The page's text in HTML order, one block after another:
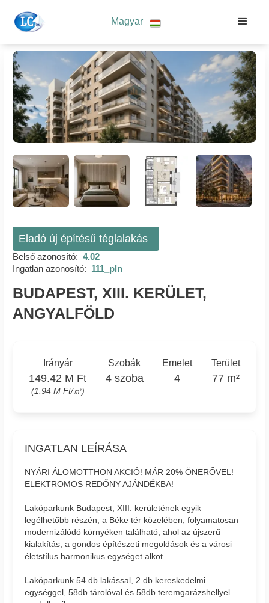
Magyar
Eladó új építésű téglalakás
Belső azonosító: 4.02
Ingatlan azonosító: 111_pln
BUDAPEST, XIII. KERÜLET,
ANGYALFÖLD
Irányár
149.42 M Ft
(1.94 M Ft/㎡)
Szobák
4 szoba
Emelet
4
Terület
77 m²
INGATLAN LEÍRÁSA
NYÁRI ÁLOMOTTHON AKCIÓ! MÁR 20% ÖNERŐVEL!
ELEKTROMOS REDŐNY AJÁNDÉKBA!
Lakóparkunk Budapest, XIII. kerületének egyik
legélhetőbb részén, a Béke tér közelében, folyamatosan
modernizálódó környéken található, ahol az újszerű
kialakítás, a gondos építészeti megoldások és a városi
életstílus harmonikus egységet alkot.
Lakóparkunk 54 db lakással, 2 db kereskedelmi
egységgel, 58db tárolóval és 58db teremgarázshellyel